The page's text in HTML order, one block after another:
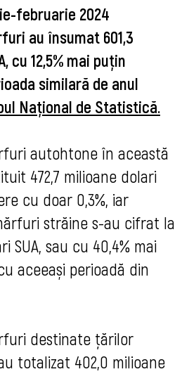
februarie 2024
au însumat 601,3
cu 12,5% mai puțin
similară de anul
Național de Statistică.
autohtone în această
472,7 milioane dolari
cu doar 0,3%, iar
străine s-au cifrat la
SUA, sau cu 40,4% mai
aceeași perioadă din
destinate țărilor
totalizat 402,0 milioane